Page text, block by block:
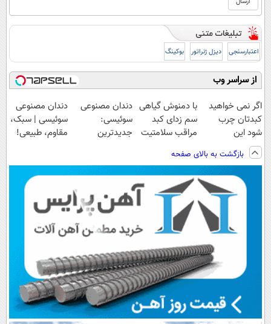
اعتبارسنجی دیزل ژنراتور بوکینگ
از سراسر وب
اگر نمی خواهید
کبدتان چرب
شود این
نوشیدنی خوش
طعم را بنوشید
با دمنوش گیاهی
سم زدای کبد
مراقب سلامتیت
ویژه
دندان مصنوعی
سوئیسی:
جدیدترین
پرداخت قسطی
دندان مصنوعی
سوئیسی | سبک،
مقاوم، طبیعی!
اقساطی😍
بازگشت به بالای صفحه